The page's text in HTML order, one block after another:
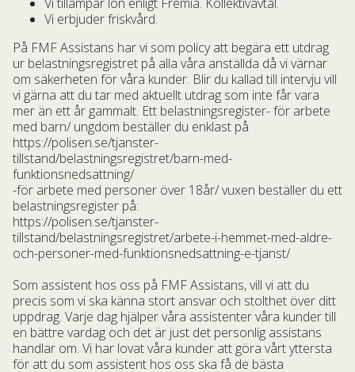
Vi erbjuder friskvård.
På FMF Assistans har vi som policy att begära ett utdrag
ur belastningsregistret på alla våra anställda då vi värnar
om säkerheten för våra kunder. Blir du kallad till intervju vill
vi gärna att du tar med aktuellt utdrag som inte får vara
mer än ett år gammalt. Ett belastningsregister- för arbete
med barn/ ungdom beställer du enklast på
https://polisen.se/tjanster-
tillstand/belastningsregistret/barn-med-
funktionsnedsattning/
-för arbete med personer över 18år/ vuxen beställer du ett
belastningsregister på:
https://polisen.se/tjanster-
tillstand/belastningsregistret/arbete-i-hemmet-med-aldre-
och-personer-med-funktionsnedsattning-e-tjanst/
Som assistent hos oss på FMF Assistans, vill vi att du
precis som vi ska känna stort ansvar och stolthet över ditt
uppdrag. Varje dag hjälper våra assistenter våra kunder till
en bättre vardag och det är just det personlig assistans
handlar om. Vi har lovat våra kunder att göra vårt yttersta
för att du som assistent hos oss ska få de bästa